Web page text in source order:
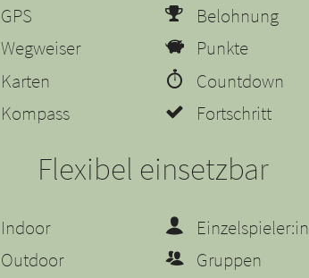
GPS
Wegweiser
Karten
Kompass
Belohnung
Punkte
Countdown
Fortschritt
Flexibel einsetzbar
Indoor
Outdoor
Einzelspieler:in
Gruppen